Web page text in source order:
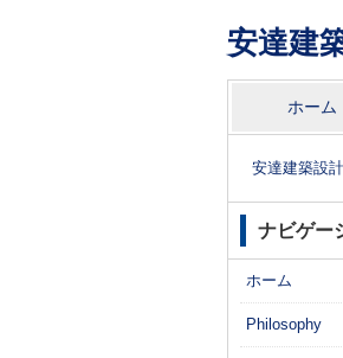
安達建
メインメニ
テ
ツ
へ
移
ホーム
安達建築設
ナビゲー
ホーム
Philosophy